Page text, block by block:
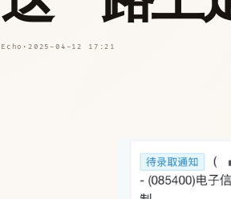
Echo ·2025-04-12 17:21